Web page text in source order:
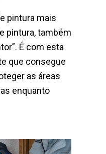
pintura mais
pintura, também
É com esta
que consegue
as áreas
enquanto